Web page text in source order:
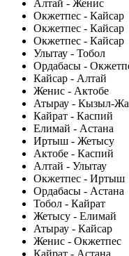
Алтай - Женис
Окжетпес - Кайсар
Окжетпес - Кайсар
Окжетпес - Кайсар
Улытау - Тобол
Ордабасы -
Кайсар - Алтай
Женис - Актобе
Атырау - Кызыл-
Кайрат - Каспий
Елимай - Астана
Иртыш - Жетысу
Актобе - Каспий
Алтай - Улытау
Окжетпес - Иртыш
Ордабасы - Астана
Тобол - Кайрат
Жетысу - Елимай
Атырау - Кайсар
Женис - Окжетпес